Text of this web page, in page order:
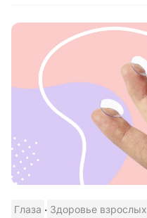
Глаза · Здоровье взрослых